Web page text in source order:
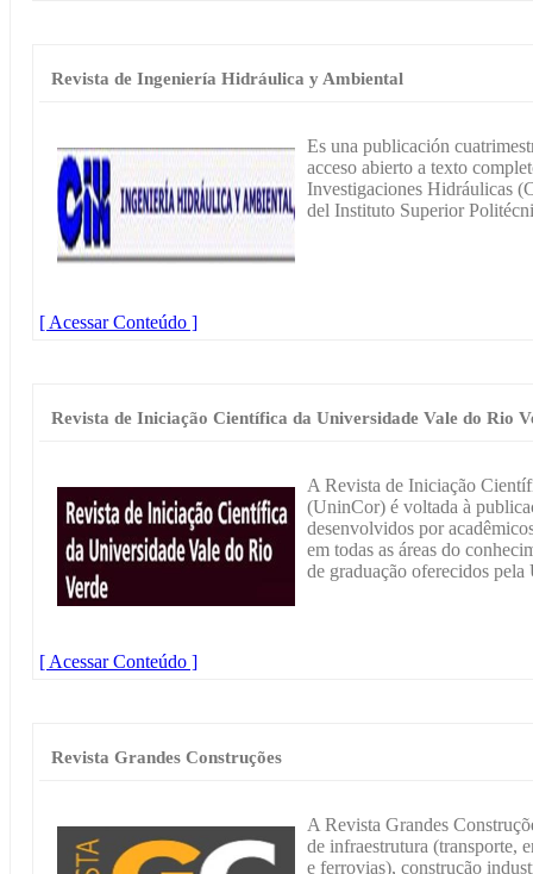
Revista de Ingeniería Hidráulica y Ambiental
Es una publicación
acceso abierto a texto
Investigaciones Hidráulicas
del Instituto Superior
[ Acessar Conteúdo ]
Revista de Iniciação Científica da Universidade Vale do Rio
A Revista de Iniciação
(UninCor) é voltada à
desenvolvidos por
em todas as áreas do
de graduação oferecidos
[ Acessar Conteúdo ]
Revista Grandes Construções
A Revista Grandes
de infraestrutura (transporte,
e ferrovias), construção